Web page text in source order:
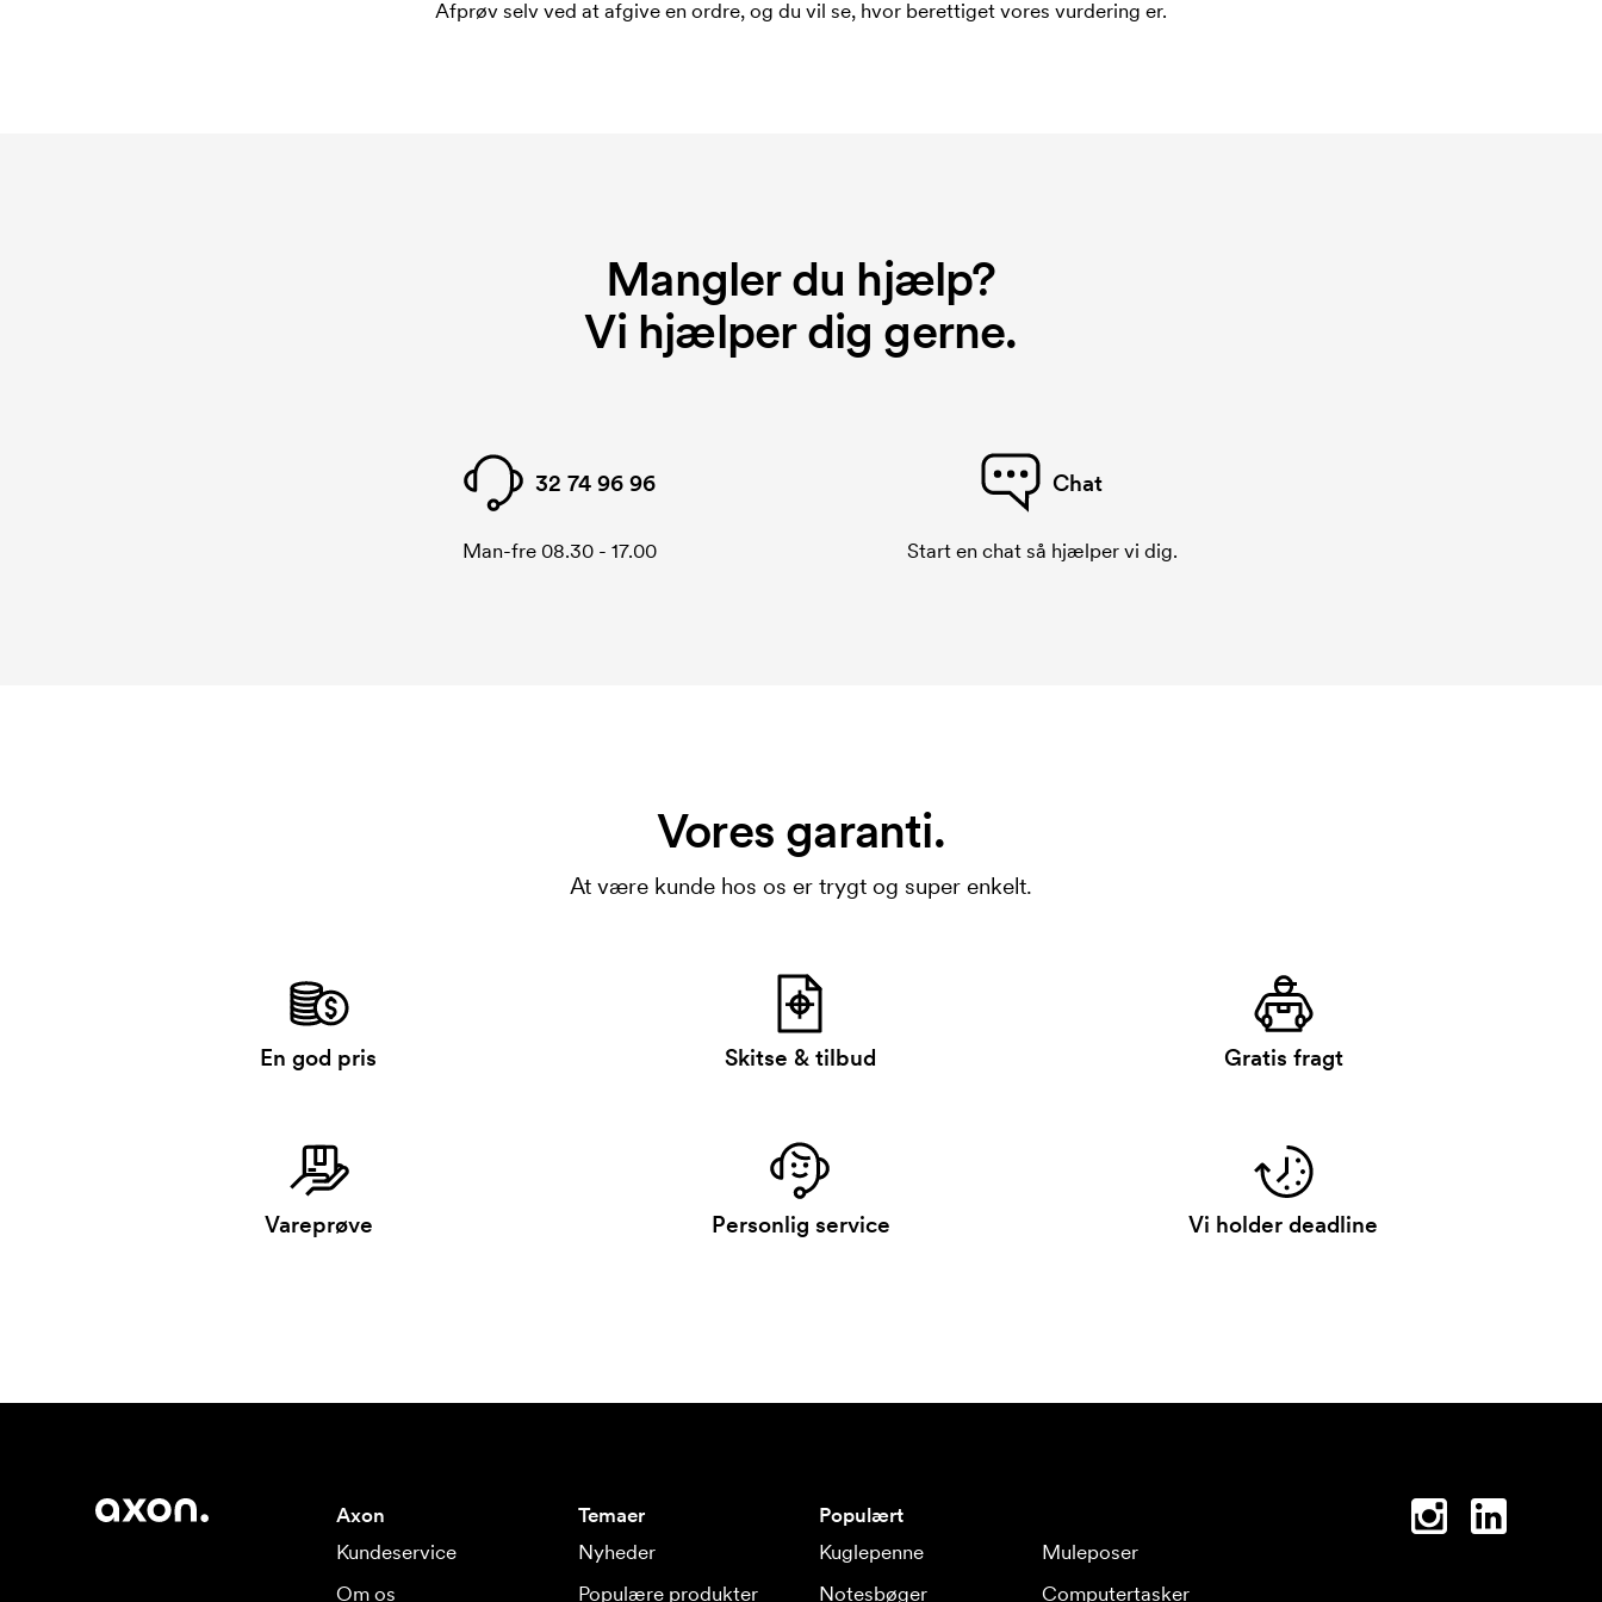
Afprøv selv ved at afgive en ordre, og du vil se, hvor berettiget vores vurdering er.
Mangler du hjælp?
Vi hjælper dig gerne.
32 74 96 96
Man-fre 08.30 - 17.00
Chat
Start en chat så hjælper vi dig.
Vores garanti.
At være kunde hos os er trygt og super enkelt.
En god pris Skitse & tilbud Gratis fragt
Vareprøve Personlig service Vi holder deadline
Axon
Kundeservice
Om os
Temaer
Nyheder
Populære produkter
Populært
Kuglepenne
Muleposer
Notesbøger
Computertasker